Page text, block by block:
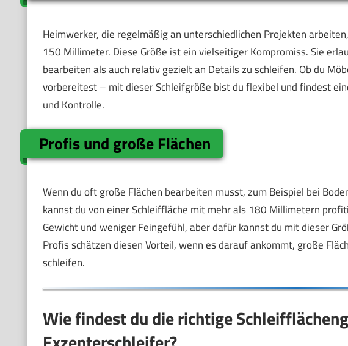
Heimwerker, die regelmäßig an unterschiedlichen Projekten
150 Millimeter. Diese Größe ist ein vielseitiger Kompromiss. Sie
bearbeiten als auch relativ gezielt an Details zu schleifen. Ob du
vorbereitest – mit dieser Schleifgröße bist du flexibel und findest
und Kontrolle.
Profis und große Flächen
Wenn du oft große Flächen bearbeiten musst, zum Beispiel bei
kannst du von einer Schleiffläche mit mehr als 180 Millimetern
Gewicht und weniger Feingefühl, aber dafür kannst du mit dieser
Profis schätzen diesen Vorteil, wenn es darauf ankommt, große
schleifen.
Wie findest du die richtige